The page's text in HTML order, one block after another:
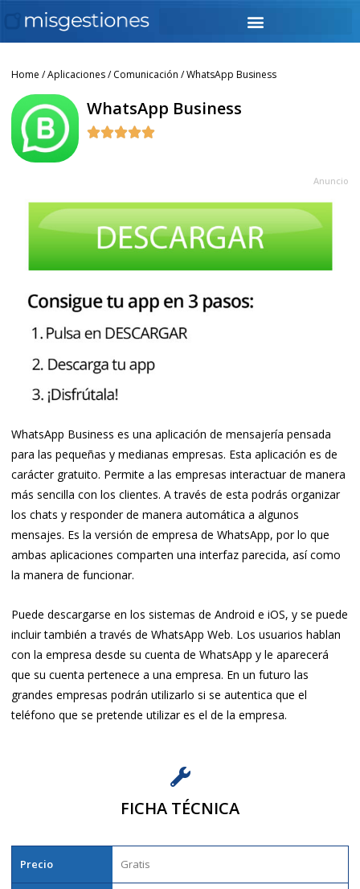
Home /Aplicaciones/Comunicación / WhatsApp Business
WhatsApp Business

Anuncio
WhatsApp Business es una aplicación de mensajería pensada
para las pequeñas y medianas empresas. Esta aplicación es de
carácter gratuito. Permite a las empresas interactuar de manera
más sencilla con los clientes. A través de esta podrás organizar
los chats y responder de manera automática a algunos
mensajes. Es la versión de empresa de WhatsApp, por lo que
ambas aplicaciones comparten una interfaz parecida, así como
la manera de funcionar.
Puede descargarse en los sistemas de Android e iOS, y se puede
incluir también a través de WhatsApp Web. Los usuarios hablan
con la empresa desde su cuenta de WhatsApp y le aparecerá
que su cuenta pertenece a una empresa. En un futuro las
grandes empresas podrán utilizarlo si se autentica que el
teléfono que se pretende utilizar es el de la empresa.
FICHA TÉCNICA
Precio Gratis